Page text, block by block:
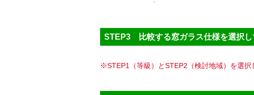
STEP3 比較する窓ガラス仕様を選択し
※STEP1（等級）とSTEP2（検討地域）を選択